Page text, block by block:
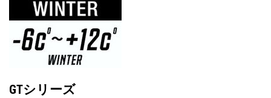
GTシリーズ